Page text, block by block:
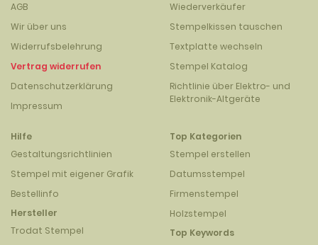
AGB
Wir über uns
Widerrufsbelehrung
Vertrag widerrufen
Datenschutzerklärung
Impressum
Wiederverkäufer
Stempelkissen tauschen
Textplatte wechseln
Stempel Katalog
Richtlinie über Elektro- und
Elektronik-Altgeräte
Hilfe
Gestaltungsrichtlinien
Stempel mit eigener Grafik
Bestellinfo
Hersteller
Trodat Stempel
Top Kategorien
Stempel erstellen
Datumsstempel
Firmenstempel
Holzstempel
Top Keywords